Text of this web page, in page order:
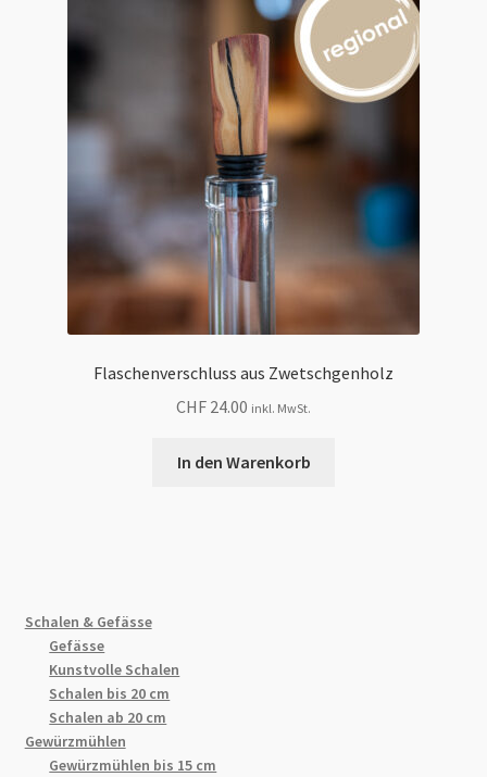
Flaschenverschluss aus Zwetschgenholz
CHF 24.00 inkl. MwSt.
In den Warenkorb
Schalen & Gefässe
Gefässe
Kunstvolle Schalen
Schalen bis 20 cm
Schalen ab 20 cm
Gewürzmühlen
Gewürzmühlen bis 15 cm